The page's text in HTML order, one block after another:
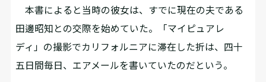
本書によると当時の彼女は、すでに現在の夫である
田邊昭知との交際を始めていた。「マイピュアレ
ディ」の撮影でカリフォルニアに滞在した折は、四十
五日間毎日、エアメールを書いていたのだという。